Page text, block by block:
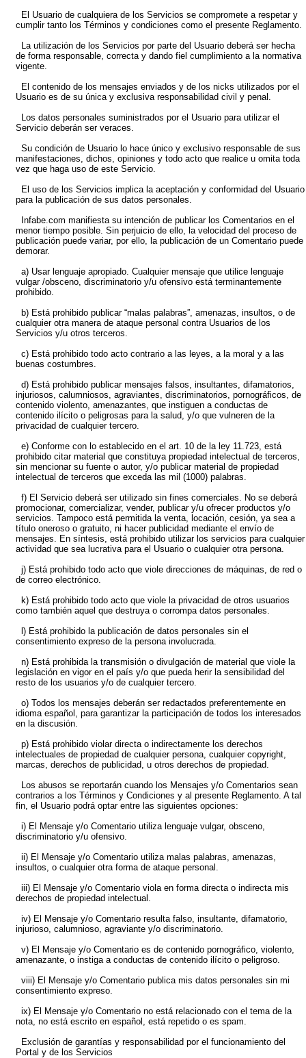
El Usuario de cualquiera de los Servicios se compromete a respetar y
cumplir tanto los Términos y condiciones como el presente Reglamento.
La utilización de los Servicios por parte del Usuario deberá ser hecha
de forma responsable, correcta y dando fiel cumplimiento a la normativa
vigente.
El contenido de los mensajes enviados y de los nicks utilizados por el
Usuario es de su única y exclusiva responsabilidad civil y penal.
Los datos personales suministrados por el Usuario para utilizar el
Servicio deberán ser veraces.
Su condición de Usuario lo hace único y exclusivo responsable de sus
manifestaciones, dichos, opiniones y todo acto que realice u omita toda
vez que haga uso de este Servicio.
El uso de los Servicios implica la aceptación y conformidad del Usuario
para la publicación de sus datos personales.
Infabe.com manifiesta su intención de publicar los Comentarios en el
menor tiempo posible. Sin perjuicio de ello, la velocidad del proceso de
publicación puede variar, por ello, la publicación de un Comentario puede
demorar.
a) Usar lenguaje apropiado. Cualquier mensaje que utilice lenguaje
vulgar /obsceno, discriminatorio y/u ofensivo está terminantemente
prohibido.
b) Está prohibido publicar “malas palabras”, amenazas, insultos, o de
cualquier otra manera de ataque personal contra Usuarios de los
Servicios y/u otros terceros.
c) Está prohibido todo acto contrario a las leyes, a la moral y a las
buenas costumbres.
d) Está prohibido publicar mensajes falsos, insultantes, difamatorios,
injuriosos, calumniosos, agraviantes, discriminatorios, pornográficos, de
contenido violento, amenazantes, que instiguen a conductas de
contenido ilícito o peligrosas para la salud, y/o que vulneren de la
privacidad de cualquier tercero.
e) Conforme con lo establecido en el art. 10 de la ley 11.723, está
prohibido citar material que constituya propiedad intelectual de terceros,
sin mencionar su fuente o autor, y/o publicar material de propiedad
intelectual de terceros que exceda las mil (1000) palabras.
f) El Servicio deberá ser utilizado sin fines comerciales. No se deberá
promocionar, comercializar, vender, publicar y/u ofrecer productos y/o
servicios. Tampoco está permitida la venta, locación, cesión, ya sea a
título oneroso o gratuito, ni hacer publicidad mediante el envío de
mensajes. En síntesis, está prohibido utilizar los servicios para cualquier
actividad que sea lucrativa para el Usuario o cualquier otra persona.
j) Está prohibido todo acto que viole direcciones de máquinas, de red o
de correo electrónico.
k) Está prohibido todo acto que viole la privacidad de otros usuarios
como también aquel que destruya o corrompa datos personales.
l) Está prohibido la publicación de datos personales sin el
consentimiento expreso de la persona involucrada.
n) Está prohibida la transmisión o divulgación de material que viole la
legislación en vigor en el país y/o que pueda herir la sensibilidad del
resto de los usuarios y/o de cualquier tercero.
o) Todos los mensajes deberán ser redactados preferentemente en
idioma español, para garantizar la participación de todos los interesados
en la discusión.
p) Está prohibido violar directa o indirectamente los derechos
intelectuales de propiedad de cualquier persona, cualquier copyright,
marcas, derechos de publicidad, u otros derechos de propiedad.
Los abusos se reportarán cuando los Mensajes y/o Comentarios sean
contrarios a los Términos y Condiciones y al presente Reglamento. A tal
fin, el Usuario podrá optar entre las siguientes opciones:
i) El Mensaje y/o Comentario utiliza lenguaje vulgar, obsceno,
discriminatorio y/u ofensivo.
ii) El Mensaje y/o Comentario utiliza malas palabras, amenazas,
insultos, o cualquier otra forma de ataque personal.
iii) El Mensaje y/o Comentario viola en forma directa o indirecta mis
derechos de propiedad intelectual.
iv) El Mensaje y/o Comentario resulta falso, insultante, difamatorio,
injurioso, calumnioso, agraviante y/o discriminatorio.
v) El Mensaje y/o Comentario es de contenido pornográfico, violento,
amenazante, o instiga a conductas de contenido ilícito o peligroso.
viii) El Mensaje y/o Comentario publica mis datos personales sin mi
consentimiento expreso.
ix) El Mensaje y/o Comentario no está relacionado con el tema de la
nota, no está escrito en español, está repetido o es spam.
Exclusión de garantías y responsabilidad por el funcionamiento del
Portal y de los Servicios